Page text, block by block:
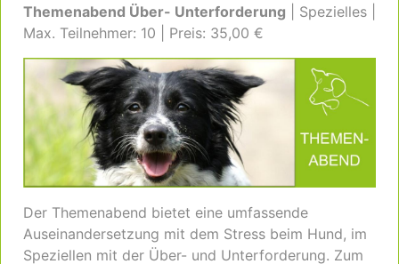
Themenabend Über- Unterforderung | Spezielles |
Max. Teilnehmer: 10 | Preis: 35,00 €
Der Themenabend bietet eine umfassende
Auseinandersetzung mit dem Stress beim Hund, im
Speziellen mit der Über- und Unterforderung. Zum